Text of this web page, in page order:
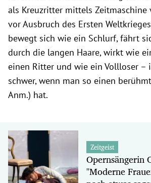
als Kreuzritter mittels
vor Ausbruch des Ersten
bewegt sich wie ein Schlurf, fährt
durch die langen Haare, wirkt wie
einen Ritter und wie ein Vollloser –
schwer, wenn man so einen
Anm.) hat.
Zeitgeist
Opernsängerin
"Moderne